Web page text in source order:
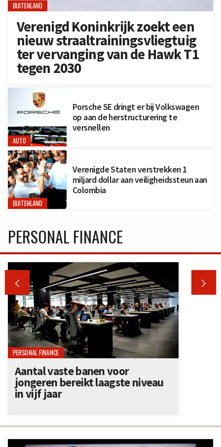
BUITENLAND
Verenigd Koninkrijk zoekt een
nieuw straaltrainingsvliegtuig
ter vervanging van de Hawk T1
tegen 2030
AUTO
Porsche SE dringt er bij Volkswagen
op aan de herstructurering te
versnellen
BUITENLAND
Verenigde Staten verstrekken 1
miljard dollar aan veiligheidssteun aan
Colombia
PERSONAL FINANCE
 
PERSONAL FINANCE
Aantal vaste banen voor
jongeren bereikt laagste niveau
in vijf jaar